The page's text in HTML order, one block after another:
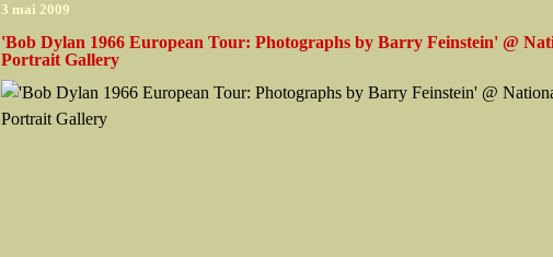
3 mai 2009
'Bob Dylan 1966 European Tour: Photographs by Barry Feinstein' @
Portrait Gallery